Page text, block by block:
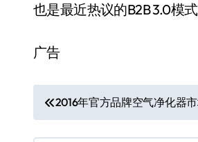
也是最近热议的B2B 3.0模
广告
文
章
2016年官方品牌空气净化器